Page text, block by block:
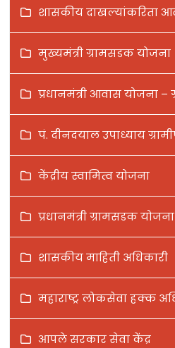
शासकीय दाखल्यांकरिता
मुख्यमंत्री ग्रामसडक योजना
प्रधानमंत्री आवास योजना –
पं. दीनदयाल उपाध्याय
केंद्रीय स्वामित्व योजना
प्रधानमंत्री ग्रामसडक योजना
शासकीय माहिती अधिकारी
महाराष्ट्र लोकसेवा हक्क
आपले सरकार सेवा केंद्र